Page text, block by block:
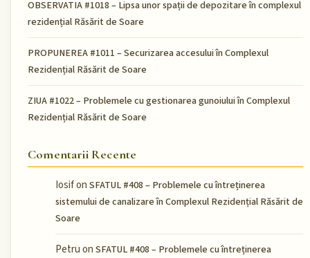
OBSERVATIA #1018 – Lipsa unor spații de depozitare în complexul
rezidențial Răsărit de Soare
PROPUNEREA #1011 – Securizarea accesului în Complexul
Rezidențial Răsărit de Soare
ZIUA #1022 – Problemele cu gestionarea gunoiului în Complexul
Rezidențial Răsărit de Soare
Comentarii Recente
Iosifon SFATUL #408 – Problemele cu întreținerea
sistemului de canalizare în Complexul Rezidențial Răsărit de
Soare
Petruon SFATUL #408 – Problemele cu întreținerea